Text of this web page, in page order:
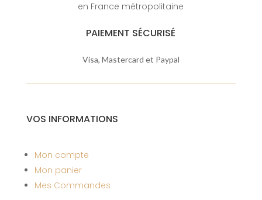
en France métropolitaine
PAIEMENT SÉCURISÉ
Visa, Mastercard et Paypal
VOS INFORMATIONS
Mon compte
Mon panier
Mes Commandes